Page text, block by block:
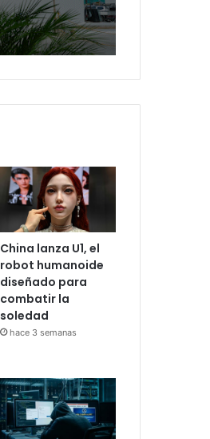
China lanza U1, el
robot humanoide
diseñado para
combatir la
soledad
hace 3 semanas